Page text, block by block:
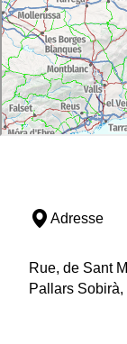
Adresse
Rue, de Sant
Pallars Sobirà,